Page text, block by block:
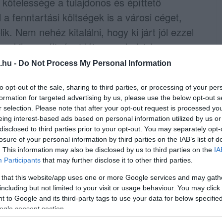
- Do Not Process My Personal Information
opt-out of the sale, sharing to third parties, or processing of your
for targeted advertising by us, please use the below opt-out
selection. Please note that after your opt-out request is processed
interest-based ads based on personal information utilized by us
to third parties prior to your opt-out. You may separately
of your personal information by third parties on the IAB’s list of
This information may also be disclosed by us to third parties on the
Participants that may further disclose it to other third parties.
that this website/app uses one or more Google services and may
but not limited to your visit or usage behaviour. You may
to Google and its third-party tags to use your data for below
consent section.
fenntartási költségek is a városi céget,
Nem nehéz kitalálni, hogy ki járt jól ezzel
kihasználtságot látva – a helyiek se
Agria Parkolóház Kft.-től, ez
kiadást jelent Eger városának.Az annak
lehetőség megvásárolni az ingatlant a
parkolóházat, azonban jelenleg a városnak
megtenni, akkor
jár sikerrel, akkor a következő 15
ráadásul ennek leteltével már
sokkal drágábban vehetné meg az